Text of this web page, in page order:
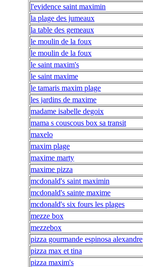
l'evidence saint maximin
la plage des jumeaux
la table des gemeaux
le moulin de la foux
le moulin de la foux
le saint maxim's
le saint maxime
le tamaris maxim plage
les jardins de maxime
madame isabelle degoix
mama s couscous box sa transit
maxelo
maxim plage
maxime marty
maxime pizza
mcdonald's saint maximin
mcdonald's sainte maxime
mcdonald's six fours les plages
mezze box
mezzebox
pizza gourmande espinosa alexandre
pizza max et tina
pizza maxim's